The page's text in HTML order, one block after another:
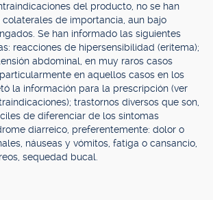
del producto, no se han
de importancia, aun bajo
Se han informado las siguientes
reacciones de hipersensibilidad (eritema);
abdominal, en muy raros casos
en aquellos casos en los
la información para la prescripción (ver
trastornos diversos que son,
de diferenciar de los síntomas
diarreico, preferentemente: dolor o
náuseas y vómitos, fatiga o cansancio,
sequedad bucal.